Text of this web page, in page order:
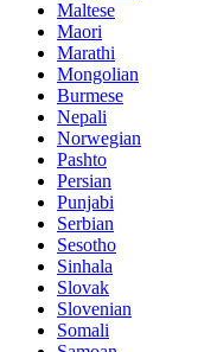
Maltese
Maori
Marathi
Mongolian
Burmese
Nepali
Norwegian
Pashto
Persian
Punjabi
Serbian
Sesotho
Sinhala
Slovak
Slovenian
Somali